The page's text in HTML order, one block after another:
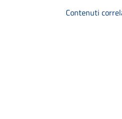
Contenuti